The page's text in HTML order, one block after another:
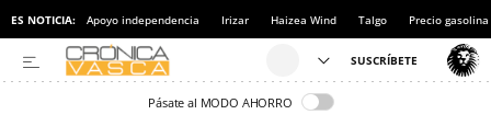
ES NOTICIA: Apoyo independencia Irizar Haizea Wind Talgo Precio gasolina
Pásate al MODO AHORRO